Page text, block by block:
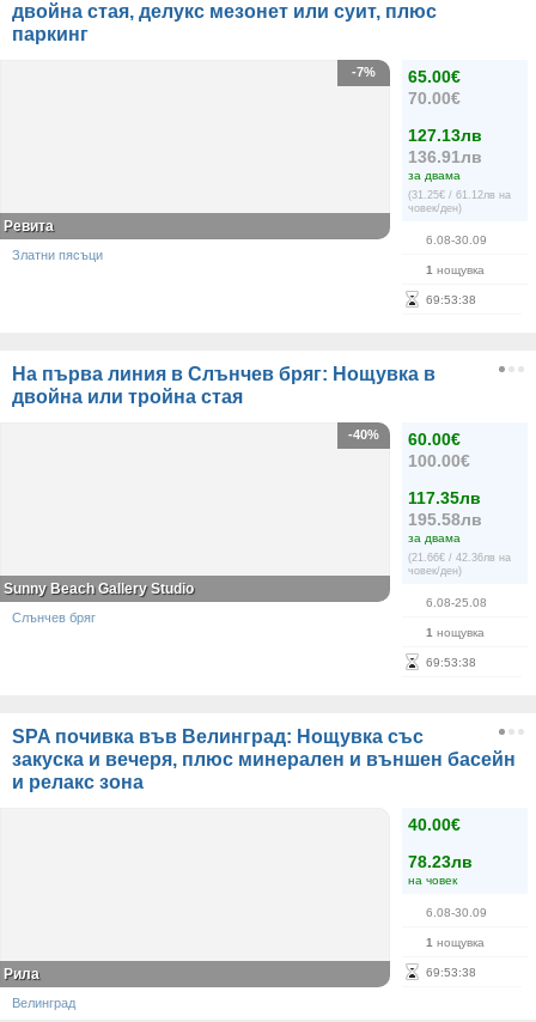
двойна стая, делукс мезонет или суит, плюс
паркинг
65.00€
70.00€
127.13лв
136.91лв
за двама
(31.25€ / 61.12лв на
човек/ден)
6.08-30.09
1 нощувка
69:53:38
-7%
Ревита
Златни пясъци
На първа линия в Слънчев бряг: Нощувка в
двойна или тройна стая
60.00€
100.00€
117.35лв
195.58лв
за двама
(21.66€ / 42.36лв на
човек/ден)
6.08-25.08
1 нощувка
69:53:38
-40%
Sunny Beach Gallery Studio
Слънчев бряг
SPA почивка във Велинград: Нощувка със
закуска и вечеря, плюс минерален и външен басейн
и релакс зона
40.00€
78.23лв
на човек
6.08-30.09
1 нощувка
69:53:38
Рила
Велинград